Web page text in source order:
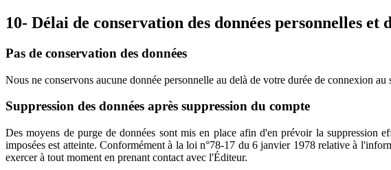
10- Délai de conservation des données personnelles et
Pas de conservation des données
Nous ne conservons aucune donnée personnelle au delà de votre durée de connexion
Suppression des données après suppression du compte
Des moyens de purge de données sont mis en place afin d'en prévoir la suppression
imposées est atteinte. Conformément à la loi n°78-17 du 6 janvier 1978 relative à
exercer à tout moment en prenant contact avec l'Éditeur.